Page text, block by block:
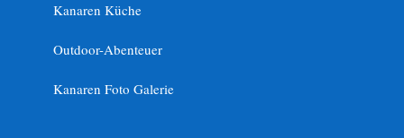
Kanaren Küche
Outdoor-Abenteuer
Kanaren Foto Galerie